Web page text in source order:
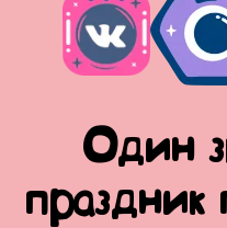
Один
праздник